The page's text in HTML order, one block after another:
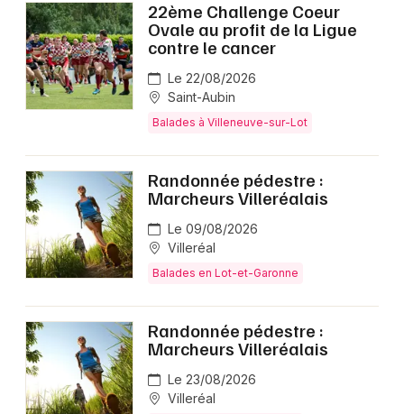
22ème Challenge Coeur
Ovale au profit de la Ligue
contre le cancer
Le 22/08/2026
Saint-Aubin
Balades à Villeneuve-sur-Lot
Randonnée pédestre :
Marcheurs Villeréalais
Le 09/08/2026
Villeréal
Balades en Lot-et-Garonne
Randonnée pédestre :
Marcheurs Villeréalais
Le 23/08/2026
Villeréal